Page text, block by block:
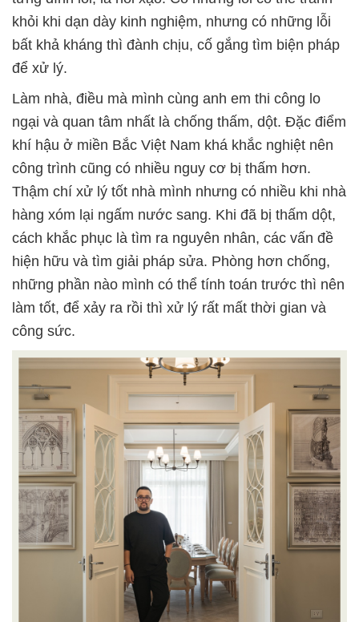
khỏi khi dạn dày kinh nghiệm, nhưng có những lỗi
bất khả kháng thì đành chịu, cố gắng tìm biện pháp
để xử lý.
Làm nhà, điều mà mình cùng anh em thi công lo
ngại và quan tâm nhất là chống thấm, dột. Đặc điểm
khí hậu ở miền Bắc Việt Nam khá khắc nghiệt nên
công trình cũng có nhiều nguy cơ bị thấm hơn.
Thậm chí xử lý tốt nhà mình nhưng có nhiều khi nhà
hàng xóm lại ngấm nước sang. Khi đã bị thấm dột,
cách khắc phục là tìm ra nguyên nhân, các vấn đề
hiện hữu và tìm giải pháp sửa. Phòng hơn chống,
những phần nào mình có thể tính toán trước thì nên
làm tốt, để xảy ra rồi thì xử lý rất mất thời gian và
công sức.